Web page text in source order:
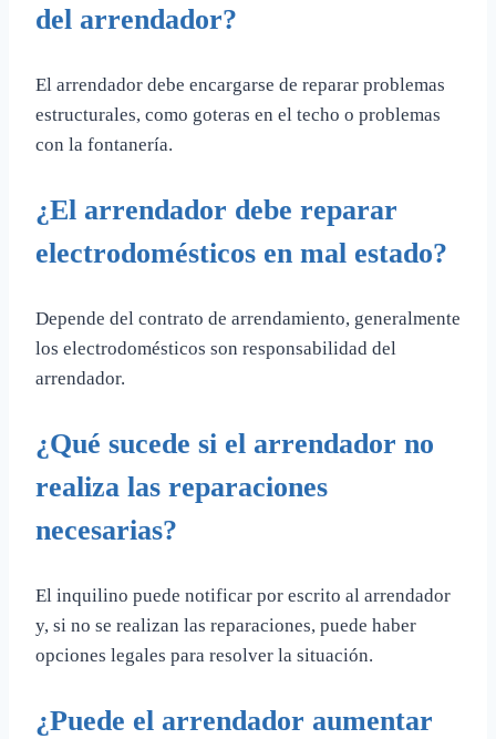
del arrendador?
El arrendador debe encargarse de reparar problemas
estructurales, como goteras en el techo o problemas
con la fontanería.
¿El arrendador debe reparar
electrodomésticos en mal estado?
Depende del contrato de arrendamiento, generalmente
los electrodomésticos son responsabilidad del
arrendador.
¿Qué sucede si el arrendador no
realiza las reparaciones
necesarias?
El inquilino puede notificar por escrito al arrendador
y, si no se realizan las reparaciones, puede haber
opciones legales para resolver la situación.
¿Puede el arrendador aumentar